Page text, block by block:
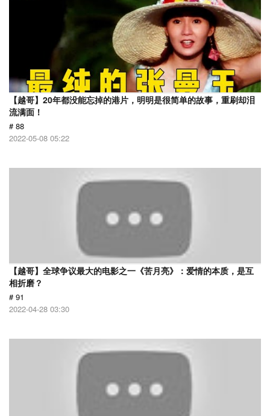
【越哥】20年都没能忘掉的港片，明明是很简单的故事，重刷却泪
流满面！
# 88
2022-05-08 05:22
【越哥】全球争议最大的电影之一《苦月亮》：爱情的本质，是互
相折磨？
# 91
2022-04-28 03:30